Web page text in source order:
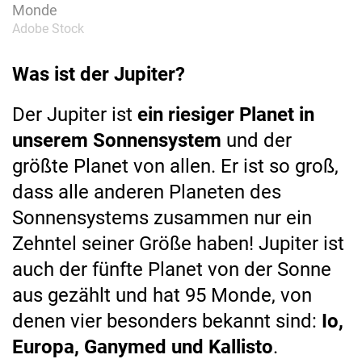
Monde
Adobe Stock
Was ist der Jupiter?
Der Jupiter ist ein riesiger Planet in
unserem Sonnensystem und der
größte Planet von allen. Er ist so groß,
dass alle anderen Planeten des
Sonnensystems zusammen nur ein
Zehntel seiner Größe haben! Jupiter ist
auch der fünfte Planet von der Sonne
aus gezählt und hat 95 Monde, von
denen vier besonders bekannt sind: Io,
Europa, Ganymed und Kallisto.